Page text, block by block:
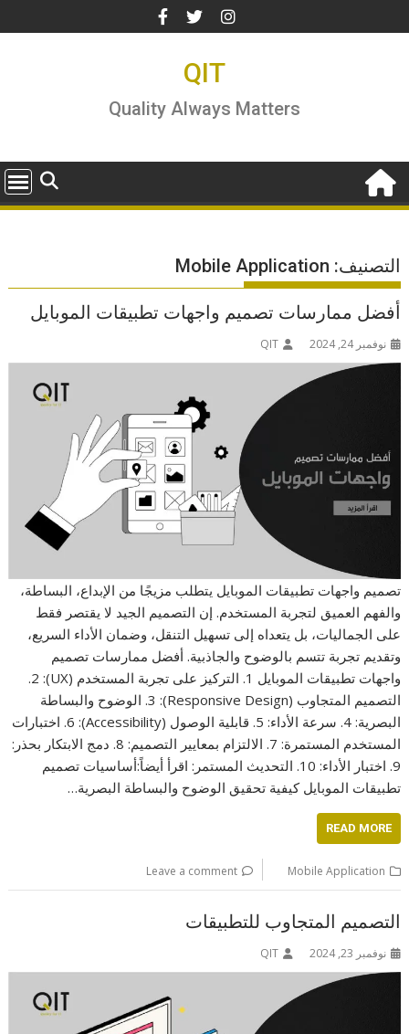
to
QIT
Quality Always Matters
التصنيف: Mobile Application
أفضل ممارسات تصميم واجهات تطبيقات الموبايل
نوفمبر 24, 2024 QIT
تصميم واجهات تطبيقات الموبايل يتطلب مزيجًا من الإبداع، البساطة،
والفهم العميق لتجربة المستخدم. إن التصميم الجيد لا يقتصر فقط
على الجماليات، بل يتعداه إلى تسهيل التنقل، وضمان الأداء السريع،
وتقديم تجربة تتسم بالوضوح والجاذبية. أفضل ممارسات تصميم
واجهات تطبيقات الموبايل 1. التركيز على تجربة المستخدم (UX): 2.
التصميم المتجاوب (Responsive Design): 3. الوضوح والبساطة
البصرية: 4. سرعة الأداء: 5. قابلية الوصول (Accessibility): 6. اختبارات
المستخدم المستمرة: 7. الالتزام بمعايير التصميم: 8. دمج الابتكار بحذر:
9. اختبار الأداء: 10. التحديث المستمر: اقرأ أيضاً:أساسيات تصميم
تطبيقات الموبايل كيفية تحقيق الوضوح والبساطة البصرية…
READ MORE
Mobile Application
Leave a comment
التصميم المتجاوب للتطبيقات
نوفمبر 23, 2024 QIT